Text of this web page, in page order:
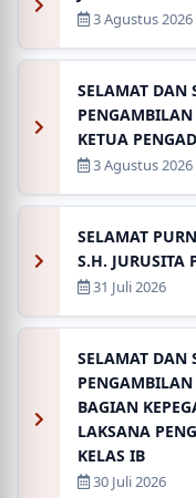
3 Agustus 2026
SELAMAT DAN
KETUA
3 Agustus 2026
SELAMAT
S.H. JURUSITA
31 Juli 2026
SELAMAT DAN
BAGIAN
LAKSANA
KELAS IB
30 Juli 2026